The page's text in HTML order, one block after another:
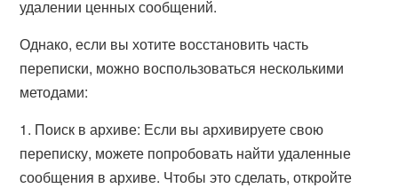
удалении ценных сообщений.
Однако, если вы хотите восстановить часть
переписки, можно воспользоваться несколькими
методами:
1. Поиск в архиве: Если вы архивируете свою
переписку, можете попробовать найти удаленные
сообщения в архиве. Чтобы это сделать, откройте